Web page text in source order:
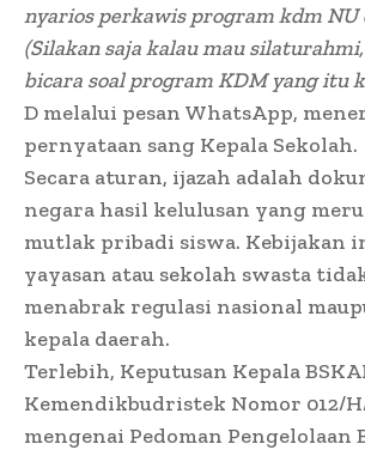
nyarios perkawis program kdm NU
(Silakan saja kalau mau
bicara soal program KDM yang itu
D melalui pesan WhatsApp,
pernyataan sang Kepala Sekolah.
Secara aturan, ijazah adalah
negara hasil kelulusan yang
mutlak pribadi siswa. Kebijakan
yayasan atau sekolah swasta
menabrak regulasi nasional
kepala daerah.
Terlebih, Keputusan Kepala
Kemendikbudristek Nomor 012/
mengenai Pedoman Pengelolaan